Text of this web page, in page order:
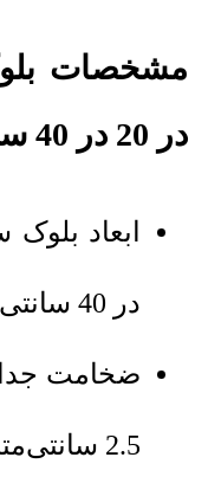
در 20 در 40 سانتی‌متر
در 40 سانتی‌متر.
ضخامت
2.5 سانتی‌متر.